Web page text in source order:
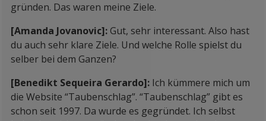
gründen. Das waren meine Ziele.
[Amanda Jovanovic]: Gut, sehr interessant. Also hast
du auch sehr klare Ziele. Und welche Rolle spielst du
selber bei dem Ganzen?
[Benedikt Sequeira Gerardo]: Ich kümmere mich um
die Website “Taubenschlag”. “Taubenschlag” gibt es
schon seit 1997. Da wurde es gegründet. Ich selbst